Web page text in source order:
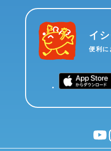
イ
便利に